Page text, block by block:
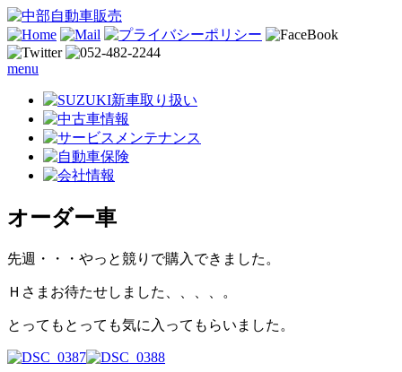
menu
オーダー車
先週・・・やっと競りで購入できました。
Ｈさまお待たせしました、、、、。
とってもとっても気に入ってもらいました。